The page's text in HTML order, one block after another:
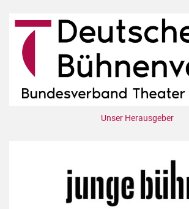
Unser Herausgeber